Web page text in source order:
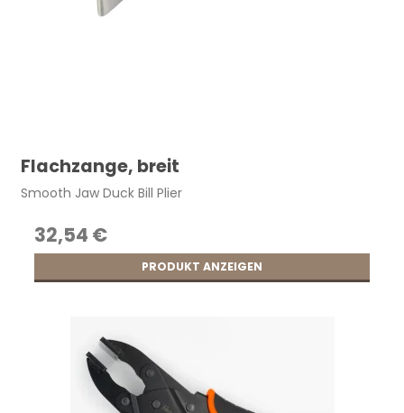
Flachzange, breit
Smooth Jaw Duck Bill Plier
32,54 €
PRODUKT ANZEIGEN